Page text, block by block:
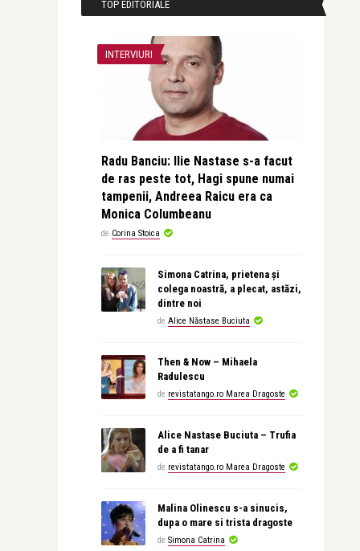
TOP EDITORIALE
INTERVIURI
Radu Banciu: Ilie Nastase s-a facut
de ras peste tot, Hagi spune numai
tampenii, Andreea Raicu era ca
Monica Columbeanu
de Corina Stoica
Simona Catrina, prietena și
colega noastră, a plecat, astăzi,
dintre noi
de Alice Năstase Buciuta
Then & Now – Mihaela
Radulescu
de revistatango.ro Marea Dragoste
Alice Nastase Buciuta – Trufia
de a fi tanar
de revistatango.ro Marea Dragoste
Malina Olinescu s-a sinucis,
dupa o mare si trista dragoste
de Simona Catrina